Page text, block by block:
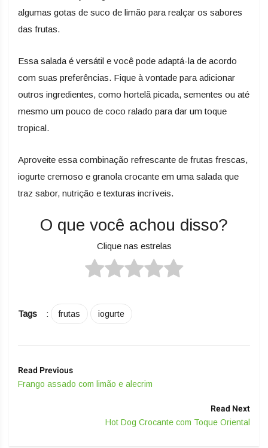
algumas gotas de suco de limão para realçar os sabores
das frutas.
Essa salada é versátil e você pode adaptá-la de acordo
com suas preferências. Fique à vontade para adicionar
outros ingredientes, como hortelã picada, sementes ou até
mesmo um pouco de coco ralado para dar um toque
tropical.
Aproveite essa combinação refrescante de frutas frescas,
iogurte cremoso e granola crocante em uma salada que
traz sabor, nutrição e texturas incríveis.
O que você achou disso?
Clique nas estrelas
Tags : frutas iogurte
Read Previous
Frango assado com limão e alecrim
Read Next
Hot Dog Crocante com Toque Oriental